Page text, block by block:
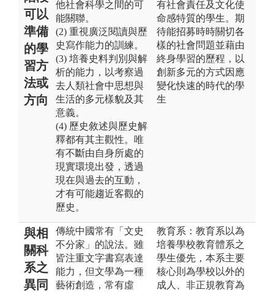
可以
準備
的學
習方
法或
方向
他社會科學之間的可
能關聯。
(2) 重視廣泛閱讀與歷
史寫作能力的訓練。
(3) 培養史料判別與解
析的能力，以考察過
去人類社會中思想與
生活的多元樣貌及其
意義。
(4) 歷史敘述與歷史解
釋都有其主觀性。唯
有不斷由自身所處的
現實環境出發，透過
現在與過去的互動，
才有可能趨近客觀的
歷史。
有社會責任及文化使
命感特質的學生。期
待能招募時時關切各
樣的社會問題並藉由
終身學習的歷程，以
創新多元的方式因應
變化快速的時代的學
生
與相
關科
系之
異同
傳統中國常有「文史
不分家」的說法。雖
皆注重文字書寫表達
能力，但文學為一種
藝術創造，常有虛
教育系：教育系以為
培養學校教育體系之
學生優先，本系主要
核心則為學校以外的
成人、非正規教育為